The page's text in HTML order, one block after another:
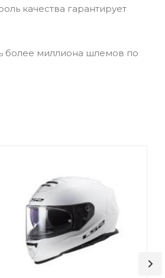
качества гарантирует
более миллиона шлемов по